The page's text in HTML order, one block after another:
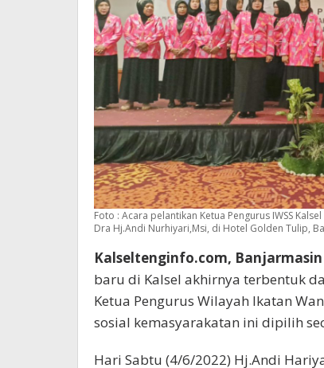
Foto : Acara pelantikan Ketua Pengurus IWSS
Dra Hj.Andi Nurhiyari,Msi, di Hotel Golden Tulip,
Kalseltenginfo.com, Banjarmasin
baru di Kalsel akhirnya terbentuk
Ketua Pengurus Wilayah Ikatan
sosial kemasyarakatan ini dipilih
Hari Sabtu (4/6/2022) Hj.Andi